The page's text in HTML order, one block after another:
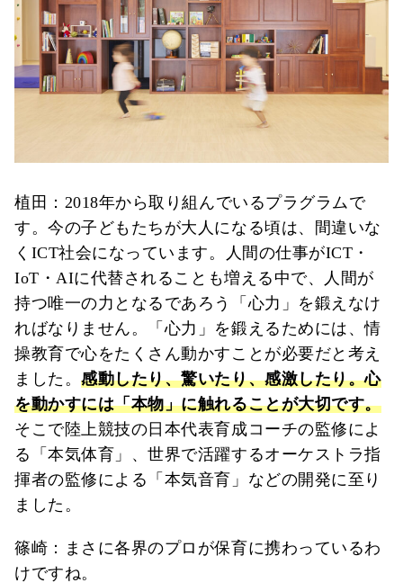
植田：2018年から取り組んでいるプラグラムで
す。今の子どもたちが大人になる頃は、間違いな
くICT社会になっています。人間の仕事がICT・
IoT・AIに代替されることも増える中で、人間が
持つ唯一の力となるであろう「心力」を鍛えなけ
ればなりません。「心力」を鍛えるためには、情
操教育で心をたくさん動かすことが必要だと考え
ました。感動したり、驚いたり、感激したり。心
を動かすには「本物」に触れることが大切です。
そこで陸上競技の日本代表育成コーチの監修によ
る「本気体育」、世界で活躍するオーケストラ指
揮者の監修による「本気音育」などの開発に至り
ました。
篠崎：まさに各界のプロが保育に携わっているわ
けですね。